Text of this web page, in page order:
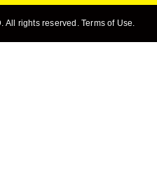
All rights reserved. Terms of Use.